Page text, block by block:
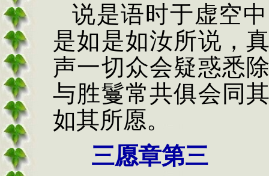
说是语时于虚空
是如是如汝所说，
声一切众会疑惑悉
与胜鬘常共俱会同
如其所愿。
三愿章第三